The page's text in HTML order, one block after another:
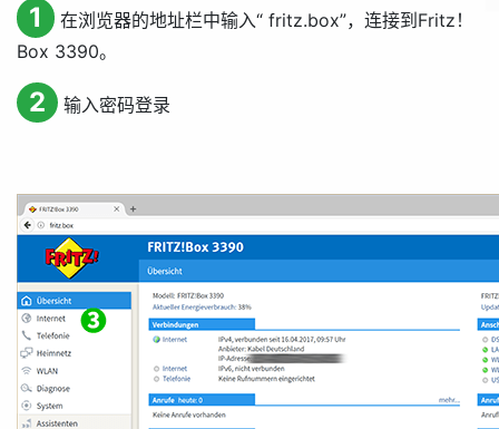
1
在浏览器的地址栏中输入“ fritz.box”，连接到Fritz！
Box 3390。
2 输入密码登录